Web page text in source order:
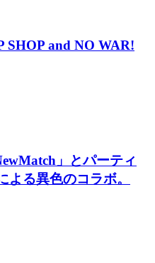
SHOP and NO WAR!
」とパーティ
よる異色のコラボ。